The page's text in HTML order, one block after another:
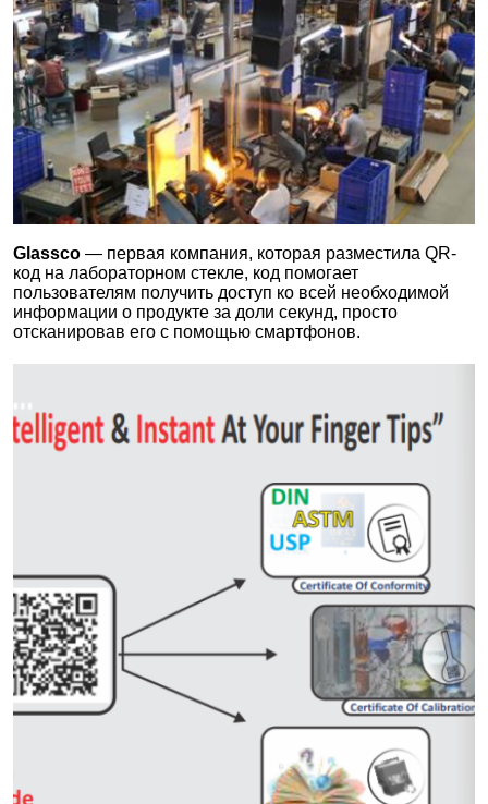
Парафилмы, диспенсеры для Парафилма, крышки
силиконовые
Петли, иглы микробиологические
Пикнометры
Пинцеты, щипцы
Пипетки Киппа
Пипетки мерные, серологические, аспирационные,
пипетки Пастера (для переноса), пипетки Мора
(аликвотные, волюметрические)
Покрытия для защиты рабочей поверхности
Прихватки и подставки для горячих предметов
Пробирки
Пробирки для хранения и транспортировки культур
(флаконы Маккартни)
Пробирки и бутыли для центрифугирования
Пробирки культуральные
Пробки, крышки для пробирок, колб, стаканов
Сосуды для тестера растворения таблеток
Стаканы, кружки, мензурки
Стекла предметные, покровные, часовые хранение,
окрашивание, перенос
Стекла предметные, покровные
Стекла предметные: хранение, окрашивание,
Glassco — первая компания, которая разместила QR-
код на лабораторном стекле, код помогает
пользователям получить доступ ко всей необходимой
информации о продукте за доли секунд, просто
отсканировав его с помощью смартфонов.